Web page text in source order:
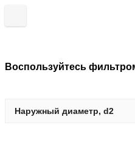
Воспользуйтесь
Наружный диаметр, d2